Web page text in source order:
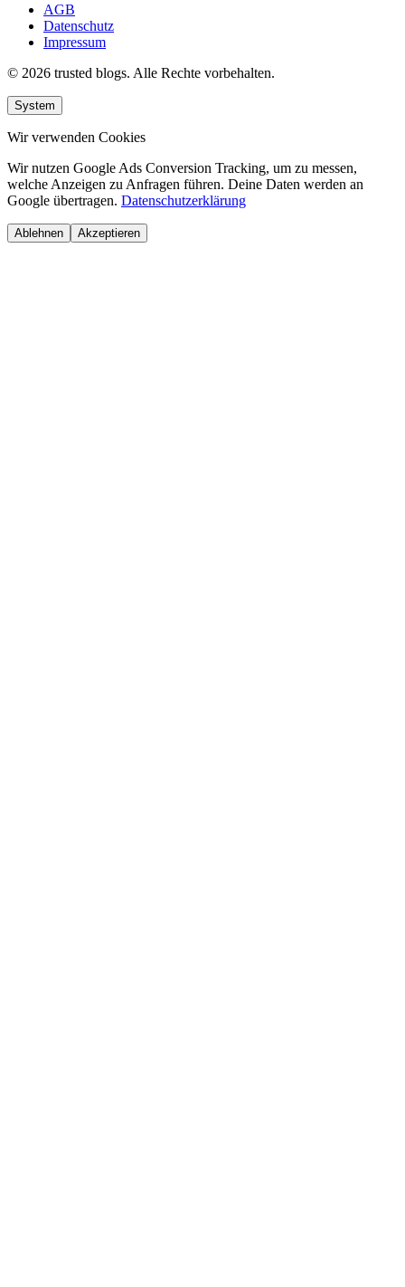
AGB
Datenschutz
Impressum
© 2026 trusted blogs. Alle Rechte vorbehalten.
System
Wir verwenden Cookies
Wir nutzen Google Ads Conversion Tracking, um zu messen,
welche Anzeigen zu Anfragen führen. Deine Daten werden an
Google übertragen. Datenschutzerklärung
Ablehnen Akzeptieren